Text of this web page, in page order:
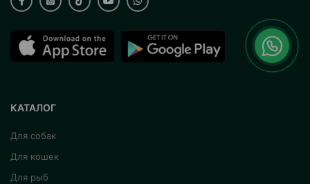
КАТАЛОГ
Для собак
Для кошек
Для рыб